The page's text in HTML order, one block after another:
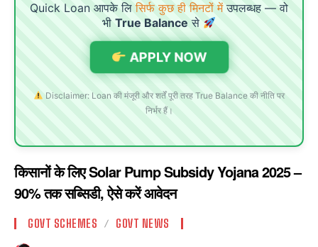
Quick Loan आपके लिसिर्फ कुछ ही मिनटों मेंउपलब्धह — वो
भी True Balance से
APPLY NOW
Disclaimer: Loan की मंजूरी और शर्तें पूरी तरह True Balance की नीति पर
निर्भर हैं।
किसानों के लिए Solar Pump Subsidy Yojana 2025 –
90% तक सब्सिडी, ऐसे करें आवेदन
GOVT SCHEMES GOVT NEWS